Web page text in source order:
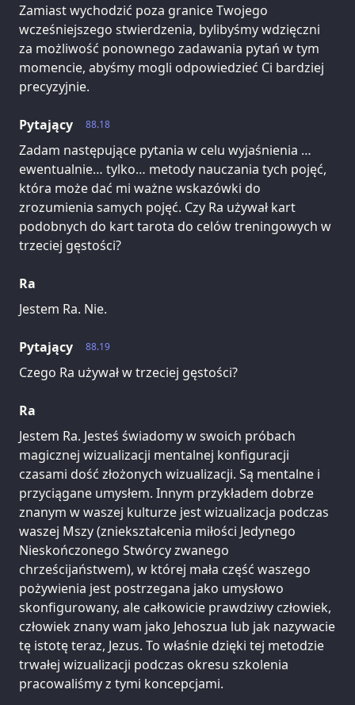
Zamiast wychodzić poza granice Twojego
wcześniejszego stwierdzenia, bylibyśmy wdzięczni
za możliwość ponownego zadawania pytań w tym
momencie, abyśmy mogli odpowiedzieć Ci bardziej
precyzyjnie.
88.18
Pytający
Zadam następujące pytania w celu wyjaśnienia …
ewentualnie… tylko… metody nauczania tych pojęć,
która może dać mi ważne wskazówki do
zrozumienia samych pojęć. Czy Ra używał kart
podobnych do kart tarota do celów treningowych w
trzeciej gęstości?
Ra
Jestem Ra. Nie.
88.19
Pytający
Czego Ra używał w trzeciej gęstości?
Ra
Jestem Ra. Jesteś świadomy w swoich próbach
magicznej wizualizacji mentalnej konfiguracji
czasami dość złożonych wizualizacji. Są mentalne i
przyciągane umysłem. Innym przykładem dobrze
znanym w waszej kulturze jest wizualizacja podczas
waszej Mszy (zniekształcenia miłości Jedynego
Nieskończonego Stwórcy zwanego
chrześcijaństwem), w której mała część waszego
pożywienia jest postrzegana jako umysłowo
skonfigurowany, ale całkowicie prawdziwy człowiek,
człowiek znany wam jako Jehoszua lub jak nazywacie
tę istotę teraz, Jezus. To właśnie dzięki tej metodzie
trwałej wizualizacji podczas okresu szkolenia
pracowaliśmy z tymi koncepcjami.